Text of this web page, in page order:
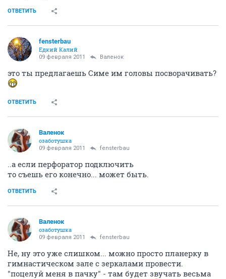
ОТВЕТИТЬ
fensterbau
Едкий Калий
09 февраля 2011 Валенок
это ты предлагаешь Симе им головы посворачивать?
ОТВЕТИТЬ
Валенок
озаботушка
09 февраля 2011 fensterbau
..а если перфоратор подключить
то съешь его конечно... может быть.
ОТВЕТИТЬ
Валенок
озаботушка
09 февраля 2011 fensterbau
Не, ну это уже слишком... можно просто планерку в
гимнастическом зале с зеркалами провести.
"поцелуй меня в пачку" - там будет звучать весьма